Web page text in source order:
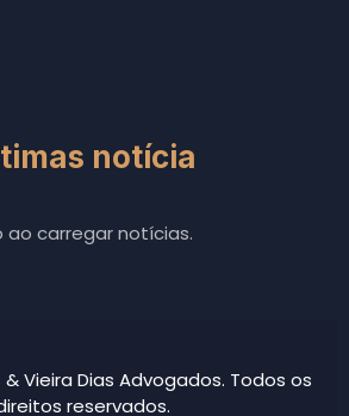
notícia
ao carregar notícias.
Vieira Dias Advogados. Todos os
reservados.